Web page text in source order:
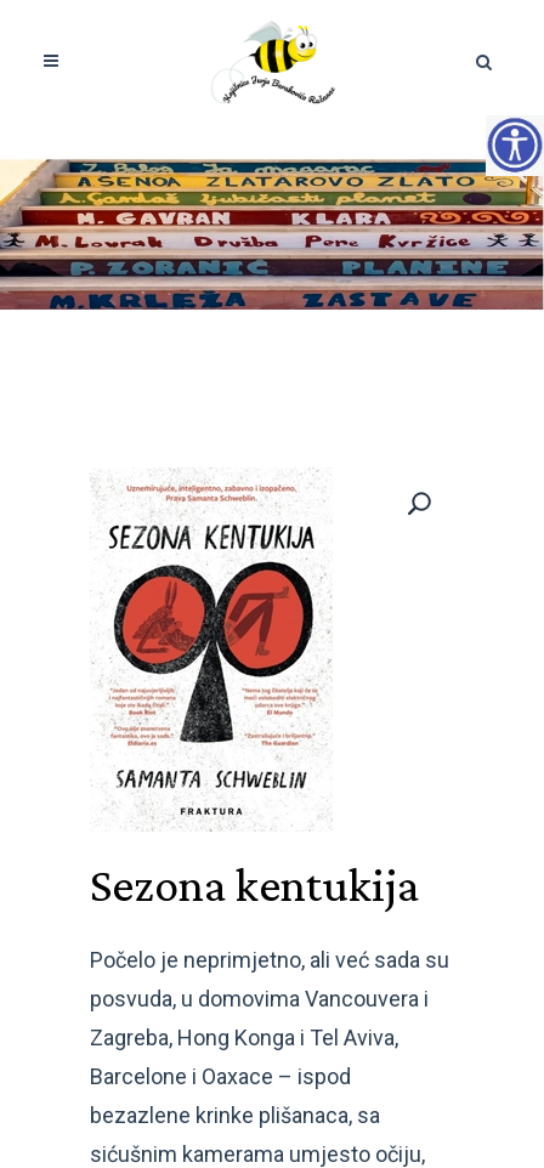
Sezona kentukija
Počelo je neprimjetno, ali već sada su
posvuda, u domovima Vancouvera i
Zagreba, Hong Konga i Tel Aviva,
Barcelone i Oaxace – ispod
bezazlene krinke plišanaca, sa
sićušnim kamerama umjesto očiju,